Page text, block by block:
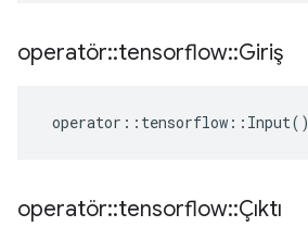
operatör::tensorflow::Giriş
operator :: tensorflow :: Input()
operatör::tensorflow::Çıktı